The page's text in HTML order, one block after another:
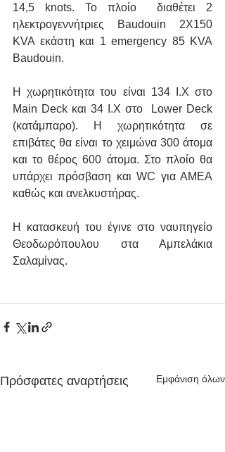
14,5 knots. Το πλοίο  διαθέτει 2
ηλεκτρογεννήτριες Baudouin 2X150
KVA εκάστη και 1 emergency 85 KVA
Baudouin.
Η χωρητικότητα του είναι 134 Ι.Χ στο
Main Deck και 34 Ι.Χ στο  Lower Deck
(κατάμπαρο). Η χωρητικότητα σε
επιβάτες θα είναι το χειμώνα 300 άτομα
και το θέρος 600 άτομα. Στο πλοίο θα
υπάρχει πρόσβαση και WC για ΑΜΕΑ
καθώς και ανελκυστήρας.
Η κατασκευή του έγινε στο ναυπηγείο
Θεοδωρόπουλου στα Αμπελάκια
Σαλαμίνας.
Πρόσφατες αναρτήσεις Εμφάνιση όλων